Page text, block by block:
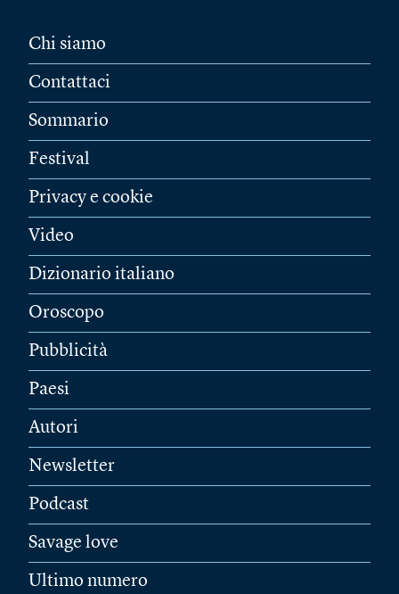
Chi siamo
Contattaci
Sommario
Festival
Privacy e cookie
Video
Dizionario italiano
Oroscopo
Pubblicità
Paesi
Autori
Newsletter
Podcast
Savage love
Ultimo numero